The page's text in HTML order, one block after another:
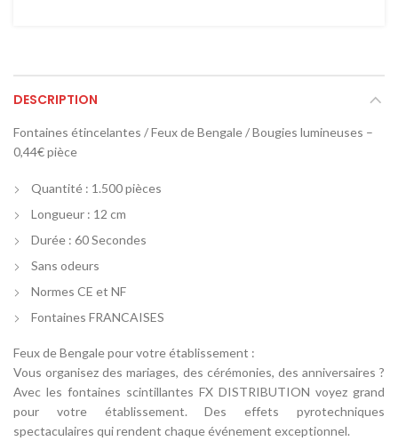
DESCRIPTION
Fontaines étincelantes / Feux de Bengale / Bougies lumineuses –
0,44€ pièce
Quantité : 1.500 pièces
Longueur : 12 cm
Durée : 60 Secondes
Sans odeurs
Normes CE et NF
Fontaines FRANCAISES
Feux de Bengale pour votre établissement :
Vous organisez des mariages, des cérémonies, des anniversaires ?
Avec les fontaines scintillantes FX DISTRIBUTION voyez grand
pour votre établissement. Des effets pyrotechniques
spectaculaires qui rendent chaque événement exceptionnel.